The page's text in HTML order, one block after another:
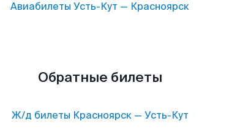
Авиабилеты Усть-Кут — Красноярск
Обратные билеты
Ж/д билеты Красноярск— Усть-Кут